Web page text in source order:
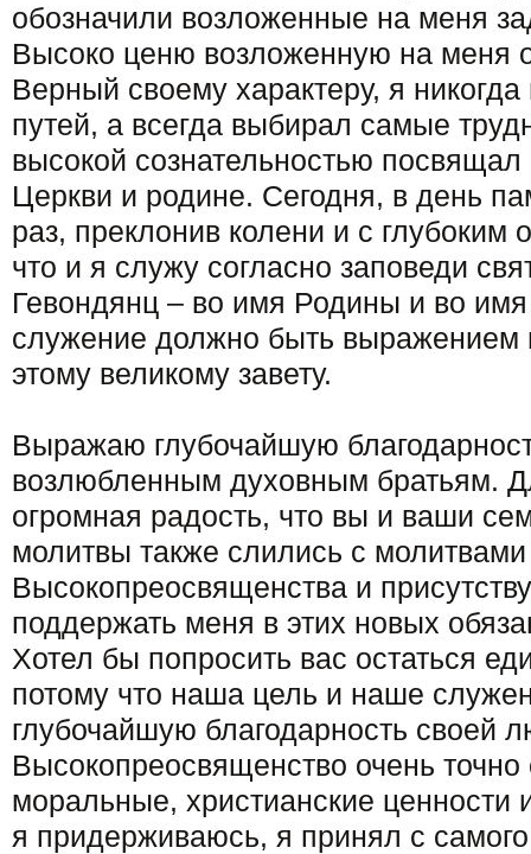
обозначили возложенные на меня
Высоко ценю возложенную на меня
Верный своему характеру, я
путей, а всегда выбирал самые
высокой сознательностью
Церкви и родине. Сегодня, в день
раз, преклонив колени и с глубоким
что и я служу согласно заповеди
Гевондянц – во имя Родины и во
служение должно быть выражением
этому великому завету.
Выражаю глубочайшую
возлюбленным духовным братьям.
огромная радость, что вы и ваши
молитвы также слились с молитвами
Высокопреосвященства и
поддержать меня в этих новых
Хотел бы попросить вас остаться
потому что наша цель и наше
глубочайшую благодарность своей
Высокопреосвященство очень точно
моральные, христианские ценности
я придерживаюсь, я принял с